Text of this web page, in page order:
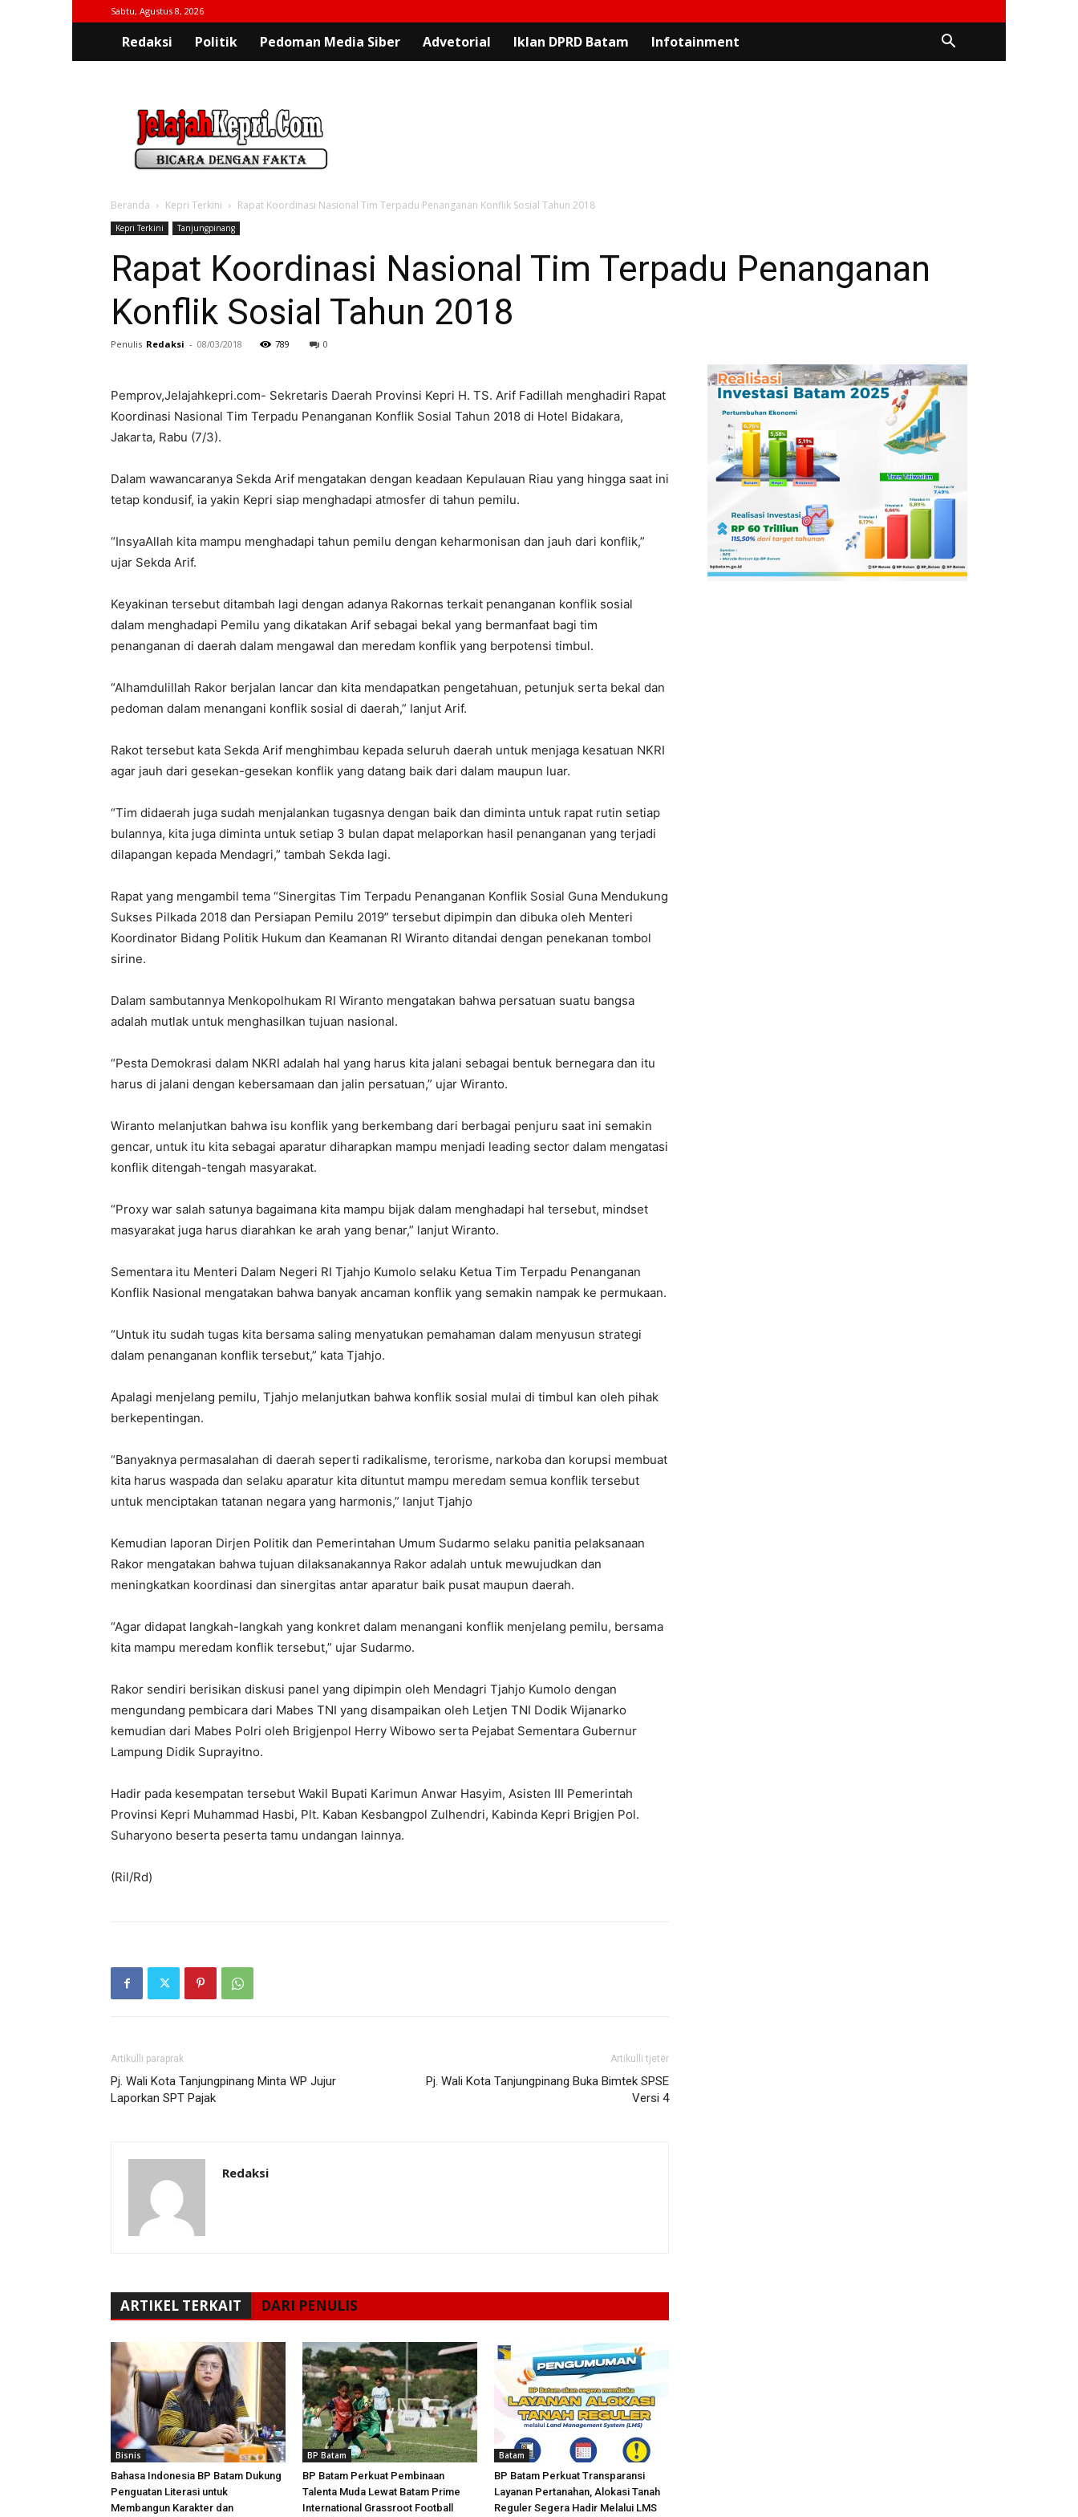
Sabtu, Agustus 8, 2026
Redaksi Politik Pedoman Media Siber Advetorial Iklan DPRD Batam Infotainment
Beranda Kepri Terkini Rapat Koordinasi Nasional Tim Terpadu Penanganan Konflik Sosial Tahun 2018
Kepri Terkini Tanjungpinang
Rapat Koordinasi Nasional Tim Terpadu Penanganan
Konflik Sosial Tahun 2018
Penulis Redaksi - 08/03/2018 789 0
Pemprov,Jelajahkepri.com- Sekretaris Daerah Provinsi Kepri H. TS. Arif Fadillah menghadiri Rapat
Koordinasi Nasional Tim Terpadu Penanganan Konflik Sosial Tahun 2018 di Hotel Bidakara,
Jakarta, Rabu (7/3).
Dalam wawancaranya Sekda Arif mengatakan dengan keadaan Kepulauan Riau yang hingga saat ini
tetap kondusif, ia yakin Kepri siap menghadapi atmosfer di tahun pemilu.
“InsyaAllah kita mampu menghadapi tahun pemilu dengan keharmonisan dan jauh dari konflik,”
ujar Sekda Arif.
Keyakinan tersebut ditambah lagi dengan adanya Rakornas terkait penanganan konflik sosial
dalam menghadapi Pemilu yang dikatakan Arif sebagai bekal yang bermanfaat bagi tim
penanganan di daerah dalam mengawal dan meredam konflik yang berpotensi timbul.
“Alhamdulillah Rakor berjalan lancar dan kita mendapatkan pengetahuan, petunjuk serta bekal dan
pedoman dalam menangani konflik sosial di daerah,” lanjut Arif.
Rakot tersebut kata Sekda Arif menghimbau kepada seluruh daerah untuk menjaga kesatuan NKRI
agar jauh dari gesekan-gesekan konflik yang datang baik dari dalam maupun luar.
“Tim didaerah juga sudah menjalankan tugasnya dengan baik dan diminta untuk rapat rutin setiap
bulannya, kita juga diminta untuk setiap 3 bulan dapat melaporkan hasil penanganan yang terjadi
dilapangan kepada Mendagri,” tambah Sekda lagi.
Rapat yang mengambil tema “Sinergitas Tim Terpadu Penanganan Konflik Sosial Guna Mendukung
Sukses Pilkada 2018 dan Persiapan Pemilu 2019” tersebut dipimpin dan dibuka oleh Menteri
Koordinator Bidang Politik Hukum dan Keamanan RI Wiranto ditandai dengan penekanan tombol
sirine.
Dalam sambutannya Menkopolhukam RI Wiranto mengatakan bahwa persatuan suatu bangsa
adalah mutlak untuk menghasilkan tujuan nasional.
“Pesta Demokrasi dalam NKRI adalah hal yang harus kita jalani sebagai bentuk bernegara dan itu
harus di jalani dengan kebersamaan dan jalin persatuan,” ujar Wiranto.
Wiranto melanjutkan bahwa isu konflik yang berkembang dari berbagai penjuru saat ini semakin
gencar, untuk itu kita sebagai aparatur diharapkan mampu menjadi leading sector dalam mengatasi
konflik ditengah-tengah masyarakat.
“Proxy war salah satunya bagaimana kita mampu bijak dalam menghadapi hal tersebut, mindset
masyarakat juga harus diarahkan ke arah yang benar,” lanjut Wiranto.
Sementara itu Menteri Dalam Negeri RI Tjahjo Kumolo selaku Ketua Tim Terpadu Penanganan
Konflik Nasional mengatakan bahwa banyak ancaman konflik yang semakin nampak ke permukaan.
“Untuk itu sudah tugas kita bersama saling menyatukan pemahaman dalam menyusun strategi
dalam penanganan konflik tersebut,” kata Tjahjo.
Apalagi menjelang pemilu, Tjahjo melanjutkan bahwa konflik sosial mulai di timbul kan oleh pihak
berkepentingan.
“Banyaknya permasalahan di daerah seperti radikalisme, terorisme, narkoba dan korupsi membuat
kita harus waspada dan selaku aparatur kita dituntut mampu meredam semua konflik tersebut
untuk menciptakan tatanan negara yang harmonis,” lanjut Tjahjo
Kemudian laporan Dirjen Politik dan Pemerintahan Umum Sudarmo selaku panitia pelaksanaan
Rakor mengatakan bahwa tujuan dilaksanakannya Rakor adalah untuk mewujudkan dan
meningkatkan koordinasi dan sinergitas antar aparatur baik pusat maupun daerah.
“Agar didapat langkah-langkah yang konkret dalam menangani konflik menjelang pemilu, bersama
kita mampu meredam konflik tersebut,” ujar Sudarmo.
Rakor sendiri berisikan diskusi panel yang dipimpin oleh Mendagri Tjahjo Kumolo dengan
mengundang pembicara dari Mabes TNI yang disampaikan oleh Letjen TNI Dodik Wijanarko
kemudian dari Mabes Polri oleh Brigjenpol Herry Wibowo serta Pejabat Sementara Gubernur
Lampung Didik Suprayitno.
Hadir pada kesempatan tersebut Wakil Bupati Karimun Anwar Hasyim, Asisten III Pemerintah
Provinsi Kepri Muhammad Hasbi, Plt. Kaban Kesbangpol Zulhendri, Kabinda Kepri Brigjen Pol.
Suharyono beserta peserta tamu undangan lainnya.
(Ril/Rd)
Artikulli paraprak
Pj. Wali Kota Tanjungpinang Minta WP Jujur
Laporkan SPT Pajak
Artikulli tjetër
Pj. Wali Kota Tanjungpinang Buka Bimtek SPSE
Versi 4
Redaksi
ARTIKEL TERKAIT DARI PENULIS
Bisnis
Bahasa Indonesia BP Batam Dukung
Penguatan Literasi untuk
Membangun Karakter dan
BP Batam
BP Batam Perkuat Pembinaan
Talenta Muda Lewat Batam Prime
International Grassroot Football
Batam
BP Batam Perkuat Transparansi
Layanan Pertanahan, Alokasi Tanah
Reguler Segera Hadir Melalui LMS